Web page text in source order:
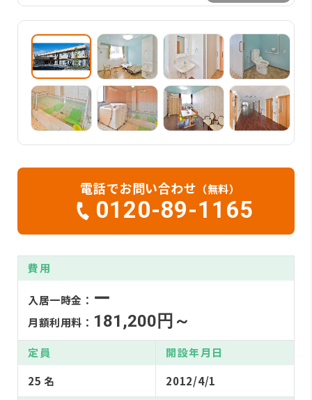
電話でお問い合わせ （無料）
0120-89-1165
費用
入居一時金： ー
月額利用料： 181,200円～
定員
25 名
開設年月日
2012/4/1